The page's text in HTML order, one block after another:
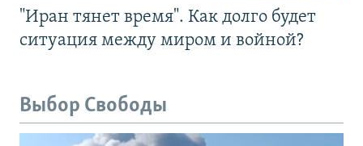
"Иран тянет время". Как долго будет
ситуация между миром и войной?
Выбор Свободы